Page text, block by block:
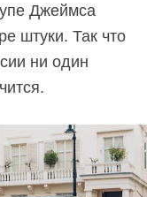
Джеймса
штуки. Так что
ни один